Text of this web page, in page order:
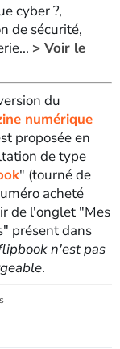
cyber ?,
de sécurité,
> Voir le
du
numérique
proposée en
de type
" (tourné de
acheté
de l'onglet "Mes
présent dans
n'est pas
.